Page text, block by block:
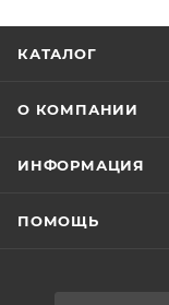
КАТАЛОГ
О КОМПАНИИ
ИНФОРМАЦИЯ
ПОМОЩЬ